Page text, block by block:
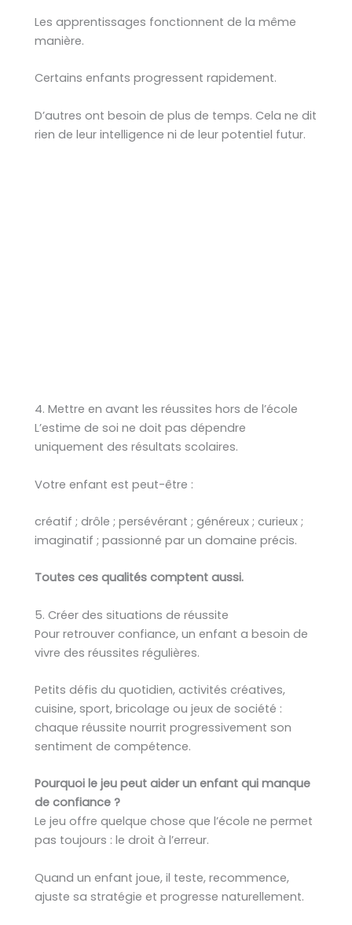
Les apprentissages fonctionnent de la même
manière.
Certains enfants progressent rapidement.
D’autres ont besoin de plus de temps. Cela ne dit
rien de leur intelligence ni de leur potentiel futur.
4. Mettre en avant les réussites hors de l’école
L’estime de soi ne doit pas dépendre
uniquement des résultats scolaires.
Votre enfant est peut-être :
créatif ; drôle ; persévérant ; généreux ; curieux ;
imaginatif ; passionné par un domaine précis.
Toutes ces qualités comptent aussi.
5. Créer des situations de réussite
Pour retrouver confiance, un enfant a besoin de
vivre des réussites régulières.
Petits défis du quotidien, activités créatives,
cuisine, sport, bricolage ou jeux de société :
chaque réussite nourrit progressivement son
sentiment de compétence.
Pourquoi le jeu peut aider un enfant qui manque
de confiance ?
Le jeu offre quelque chose que l’école ne permet
pas toujours : le droit à l’erreur.
Quand un enfant joue, il teste, recommence,
ajuste sa stratégie et progresse naturellement.